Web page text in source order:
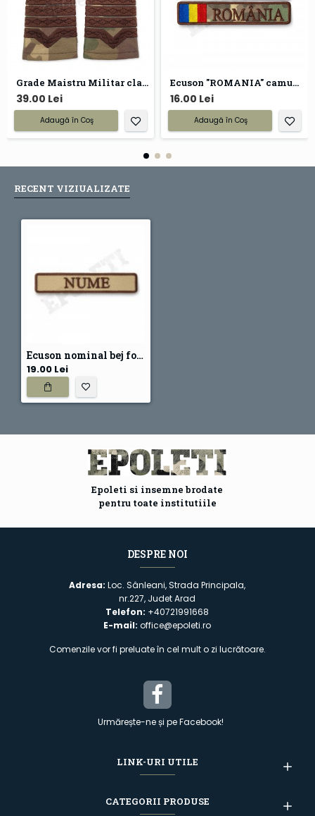
Grade Maistru Militar clasa II combat forte terestre
39.00 Lei
Adaugă în Coş
Ecuson "ROMANIA" camuflaj forte terestre
16.00 Lei
Adaugă în Coş
RECENT VIZIUALIZATE
Ecuson nominal bej forte terestre
19.00 Lei
Epoleti si insemne brodate
pentru toate institutiile
DESPRE NOI
Adresa:Loc. Sânleani, Strada Principala,
nr.227, Judet Arad
Telefon: +40721991668
E-mail: office@epoleti.ro
Comenzile vor fi preluate în cel mult o zi lucrătoare.
Urmărește-ne și pe Facebook!
LINK-URI UTILE
CATEGORII PRODUSE